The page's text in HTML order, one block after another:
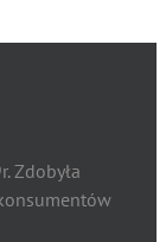
Zdobyła